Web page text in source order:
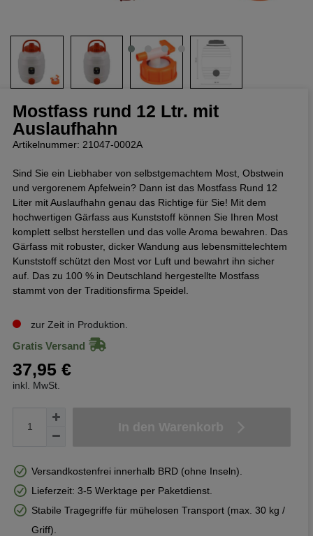
Mostfass rund 12 Ltr. mit
Auslaufhahn
Artikelnummer: 21047-0002A
Sind Sie ein Liebhaber von selbstgemachtem Most, Obstwein
und vergorenem Apfelwein? Dann ist das Mostfass Rund 12
Liter mit Auslaufhahn genau das Richtige für Sie! Mit dem
hochwertigen Gärfass aus Kunststoff können Sie Ihren Most
komplett selbst herstellen und das volle Aroma bewahren. Das
Gärfass mit robuster, dicker Wandung aus lebensmittelechtem
Kunststoff schützt den Most vor Luft und bewahrt ihn sicher
auf. Das zu 100 % in Deutschland hergestellte Mostfass
stammt von der Traditionsfirma Speidel.
zur Zeit in Produktion.
Gratis Versand
37,95 €
inkl. MwSt.
Versandkostenfrei innerhalb BRD (ohne Inseln).
Lieferzeit: 3-5 Werktage per Paketdienst.
Stabile Tragegriffe für mühelosen Transport (max. 30 kg /
Griff).